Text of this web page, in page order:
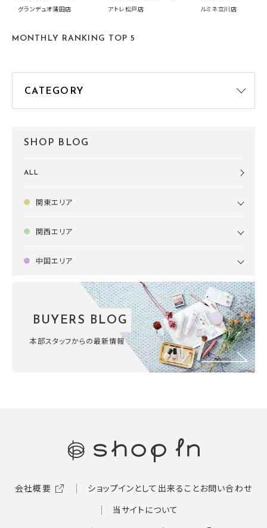
グランデュオ蒲田店
中です！
アトレ松戸店
summer2026開催
ルミネ立川店
MONTHLY RANKING TOP 5
SHOP BLOG
ALL
関東エリア
関西エリア
中国エリア
BUYERS BLOG
本部スタッフからの最新情報
会社概要 ショップインとして出来ることお問い合わせ
当サイトについて